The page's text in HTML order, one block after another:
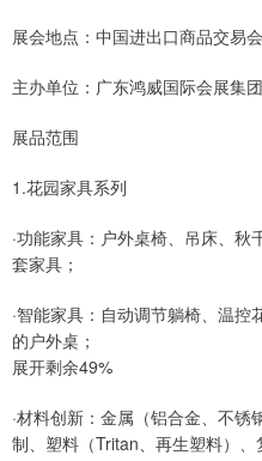
展会地点：中国进出口商品交易
主办单位：广东鸿威国际会展集
展品范围
1.花园家具系列
·功能家具：户外桌椅、吊床、
套家具；
·智能家具：自动调节躺椅、温
的户外桌；
展开剩余49%
·材料创新：金属（铝合金、不
制、塑料（Tritan、再生塑料）、